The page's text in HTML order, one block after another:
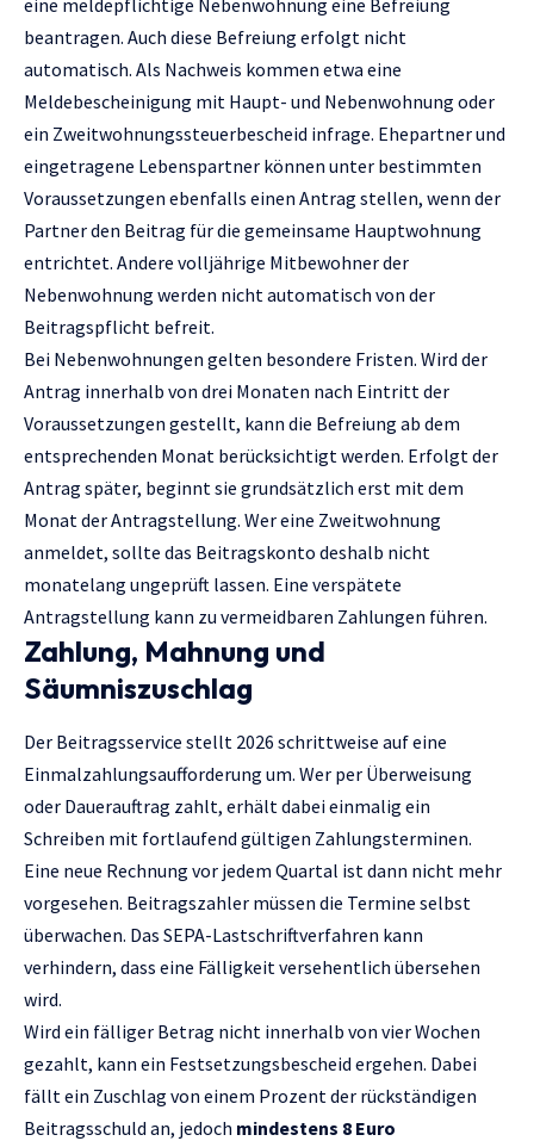
beantragen. Auch diese Befreiung erfolgt nicht
automatisch. Als Nachweis kommen etwa eine
Meldebescheinigung mit Haupt- und Nebenwohnung oder
ein Zweitwohnungssteuerbescheid infrage. Ehepartner und
eingetragene Lebenspartner können unter bestimmten
Voraussetzungen ebenfalls einen Antrag stellen, wenn der
Partner den Beitrag für die gemeinsame Hauptwohnung
entrichtet. Andere volljährige Mitbewohner der
Nebenwohnung werden nicht automatisch von der
Beitragspflicht befreit.
Bei Nebenwohnungen gelten besondere Fristen. Wird der
Antrag innerhalb von drei Monaten nach Eintritt der
Voraussetzungen gestellt, kann die Befreiung ab dem
entsprechenden Monat berücksichtigt werden. Erfolgt der
Antrag später, beginnt sie grundsätzlich erst mit dem
Monat der Antragstellung. Wer eine Zweitwohnung
anmeldet, sollte das Beitragskonto deshalb nicht
monatelang ungeprüft lassen. Eine verspätete
Antragstellung kann zu vermeidbaren Zahlungen führen.
Zahlung, Mahnung und
Säumniszuschlag
Der Beitragsservice stellt 2026 schrittweise auf eine
Einmalzahlungsaufforderung um. Wer per Überweisung
oder Dauerauftrag zahlt, erhält dabei einmalig ein
Schreiben mit fortlaufend gültigen Zahlungsterminen.
Eine neue Rechnung vor jedem Quartal ist dann nicht mehr
vorgesehen. Beitragszahler müssen die Termine selbst
überwachen. Das SEPA-Lastschriftverfahren kann
verhindern, dass eine Fälligkeit versehentlich übersehen
wird.
Wird ein fälliger Betrag nicht innerhalb von vier Wochen
gezahlt, kann ein Festsetzungsbescheid ergehen. Dabei
fällt ein Zuschlag von einem Prozent der rückständigen
Beitragsschuld an, jedoch mindestens 8 Euro